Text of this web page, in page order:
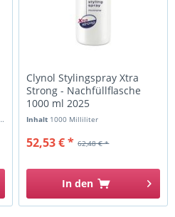
Clynol Stylingspray Xtra
Strong - Nachfüllflasche
1000 ml 2025
Inhalt 1000 Milliliter
62,48 € *
52,53 € *
In den